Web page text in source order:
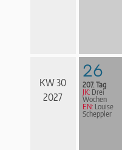
KW 30
2027
26
207. Tag
JK: Drei
Wochen
EN: Louise
Scheppler